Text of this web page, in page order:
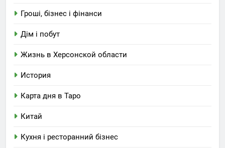
Гроші, бізнес і фінанси
Дім і побут
Жизнь в Херсонской области
История
Карта дня в Таро
Китай
Кухня і ресторанний бізнес